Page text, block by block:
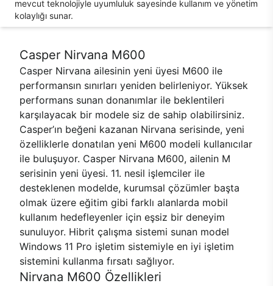
mevcut teknolojiyle uyumluluk sayesinde kullanım ve yönetim
kolaylığı sunar.
Casper Nirvana M600
Casper Nirvana ailesinin yeni üyesi M600 ile
performansın sınırları yeniden belirleniyor. Yüksek
performans sunan donanımlar ile beklentileri
karşılayacak bir modele siz de sahip olabilirsiniz.
Casper’ın beğeni kazanan Nirvana serisinde, yeni
özelliklerle donatılan yeni M600 modeli kullanıcılar
ile buluşuyor. Casper Nirvana M600, ailenin M
serisinin yeni üyesi. 11. nesil işlemciler ile
desteklenen modelde, kurumsal çözümler başta
olmak üzere eğitim gibi farklı alanlarda mobil
kullanım hedefleyenler için eşsiz bir deneyim
sunuluyor. Hibrit çalışma sistemi sunan model
Windows 11 Pro işletim sistemiyle en iyi işletim
sistemini kullanma fırsatı sağlıyor.
Nirvana M600 Özellikleri